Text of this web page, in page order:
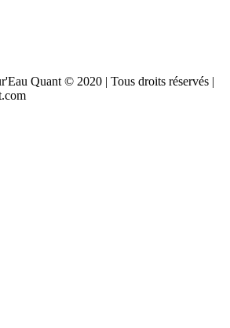
Quant © 2020 | Tous droits réservés |